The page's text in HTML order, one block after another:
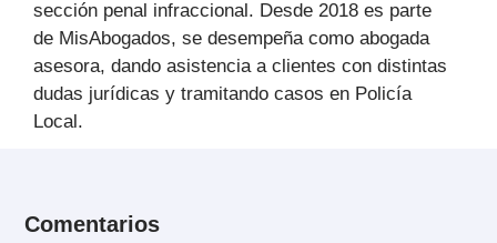
sección penal infraccional. Desde 2018 es parte
de MisAbogados, se desempeña como abogada
asesora, dando asistencia a clientes con distintas
dudas jurídicas y tramitando casos en Policía
Local.
Comentarios